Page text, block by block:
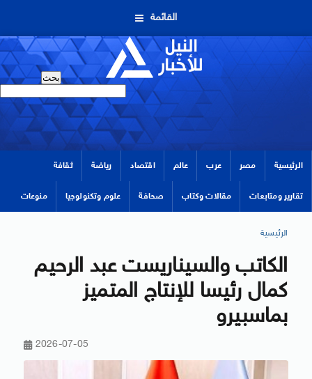
القائمة
الرئيسية مصر عرب عالم اقتصاد رياضة ثقافة
تقارير ومتابعات مقالات وكتاب صحافة علوم وتكنولوجيا منوعات
الرئيسية
الكاتب والسيناريست عبد الرحيم
كمال رئيسا للإنتاج المتميز
بماسبيرو
2026-07-05